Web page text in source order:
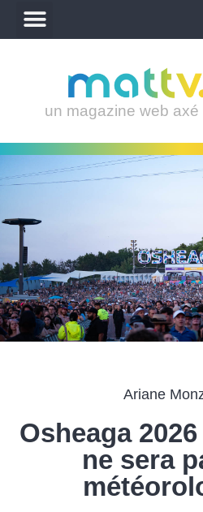
un magazine web axé
Ariane
Osheaga
ne sera